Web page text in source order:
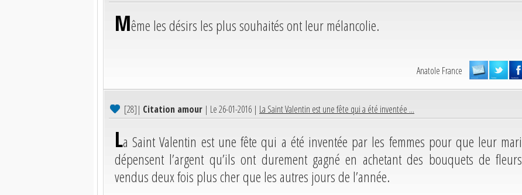
Même les désirs les plus souhaités ont leur mélancolie.
Anatole France
[28]| Citation amour | Le 26-01-2016 | La Saint Valentin est une fête qui a été inventée ...
La Saint Valentin est une fête qui a été inventée par les femmes pour que leur mari
dépensent l’argent qu’ils ont durement gagné en achetant des bouquets de fleurs
vendus deux fois plus cher que les autres jours de l’année.